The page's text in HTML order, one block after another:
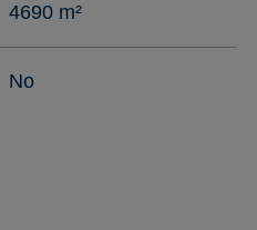
4690 m²
No